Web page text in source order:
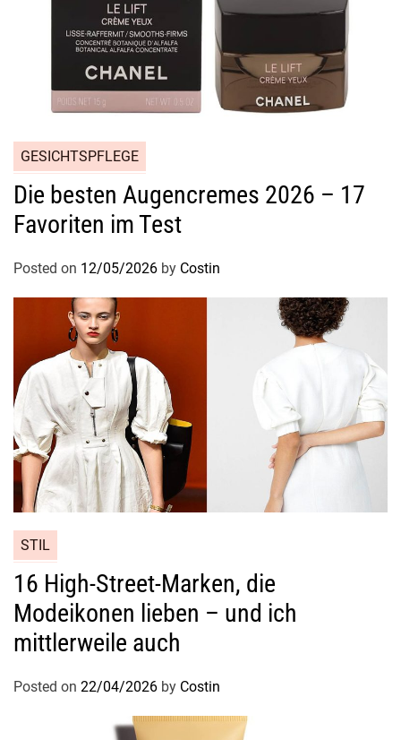
a
d
e
W
p
e
h
GESICHTSPFLEGE
Die besten Augencremes 2026 – 17
Favoriten im Test
Posted on 12/05/2026 by Costin
STIL
16 High-Street-Marken, die
Modeikonen lieben – und ich
mittlerweile auch
Posted on 22/04/2026 by Costin